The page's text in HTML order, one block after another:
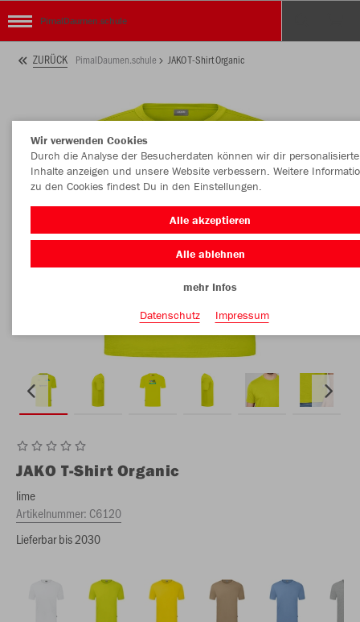
PimalDaumen.schule
ZURÜCK PimalDaumen.schule JAKO T-Shirt Organic
JAKO T-Shirt Organic
lime
Artikelnummer: C6120
Lieferbar bis 2030
Wir verwenden Cookies
Durch die Analyse der Besucherdaten können wir dir personalisierte
Inhalte anzeigen und unsere Website verbessern. Weitere
zu den Cookies findest Du in den Einstellungen.
Alle akzeptieren
Alle ablehnen
mehr Infos
Datenschutz
Impressum